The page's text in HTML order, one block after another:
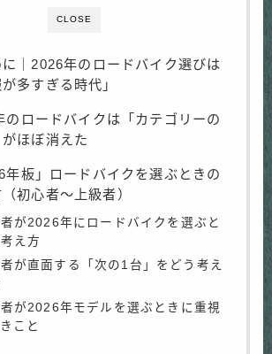
CLOSE
｜2026年のロードバイク選びは
が多すぎる時代」
のロードバイクは「カテゴリーの
ほぼ消えた
年板」ロードバイクを選ぶときの
初心者〜上級者）
が2026年にロードバイクを選ぶと
え方
が直面する「次の1台」をどう考え
者が2026年モデルを選ぶときに重視
こと